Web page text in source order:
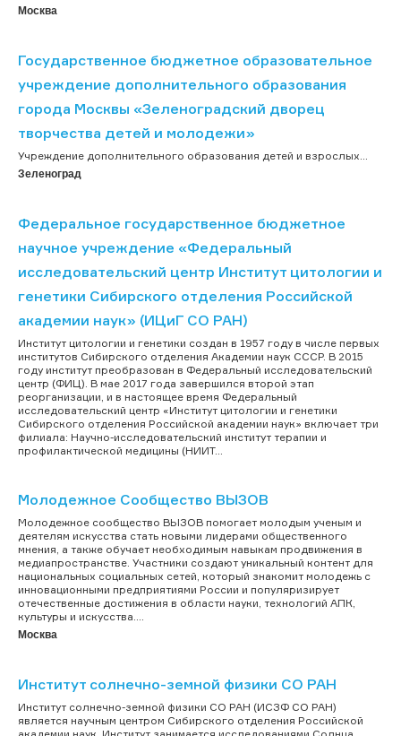
Москва
Государственное бюджетное образовательное
учреждение дополнительного образования
города Москвы «Зеленоградский дворец
творчества детей и молодежи»
Учреждение дополнительного образования детей и взрослых...
Зеленоград
Федеральное государственное бюджетное
научное учреждение «Федеральный
исследовательский центр Институт цитологии и
генетики Сибирского отделения Российской
академии наук» (ИЦиГ СО РАН)
Институт цитологии и генетики создан в 1957 году в числе первых
институтов Сибирского отделения Академии наук СССР. В 2015
году институт преобразован в Федеральный исследовательский
центр (ФИЦ). В мае 2017 года завершился второй этап
реорганизации, и в настоящее время Федеральный
исследовательский центр «Институт цитологии и генетики
Сибирского отделения Российской академии наук» включает три
филиала: Научно-исследовательский институт терапии и
профилактической медицины (НИИТ...
Молодежное Сообщество ВЫЗОВ
Молодежное сообщество ВЫЗОВ помогает молодым ученым и
деятелям искусства стать новыми лидерами общественного
мнения, а также обучает необходимым навыкам продвижения в
медиапространстве. Участники создают уникальный контент для
национальных социальных сетей, который знакомит молодежь с
инновационными предприятиями России и популяризирует
отечественные достижения в области науки, технологий АПК,
культуры и искусства....
Москва
Институт солнечно-земной физики СО РАН
Институт солнечно-земной физики СО РАН (ИСЗФ СО РАН)
является научным центром Сибирского отделения Российской